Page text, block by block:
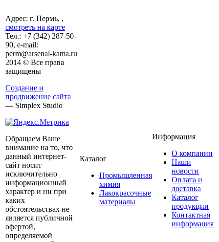
Адрес: г. Пермь, ,
смотреть на карте
Тел.: +7 (342) 287-50-
90, e-mail:
perm@arsenal-kama.ru
2014 © Все права
защищены
Создание и
продвижение сайта
— Simplex Studio
Обращаем Ваше
внимание на то, что
данный интернет-
сайт носит
исключительно
информационный
характер и ни при
каких
обстоятельствах не
является публичной
офертой,
определяемой
Каталог
Промышленная
химия
Лакокрасочные
материалы
Информация
О компании
Наши
новости
Оплата и
доставка
Каталог
продукции
Контактная
информация